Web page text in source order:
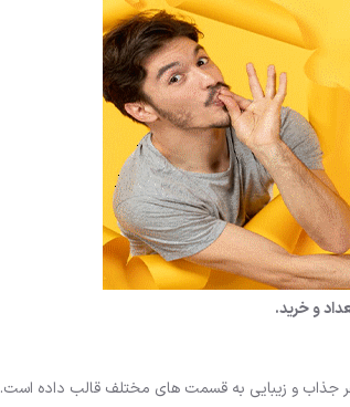
جذاب و زیبایی به قسمت های مختلف قالب داده است.